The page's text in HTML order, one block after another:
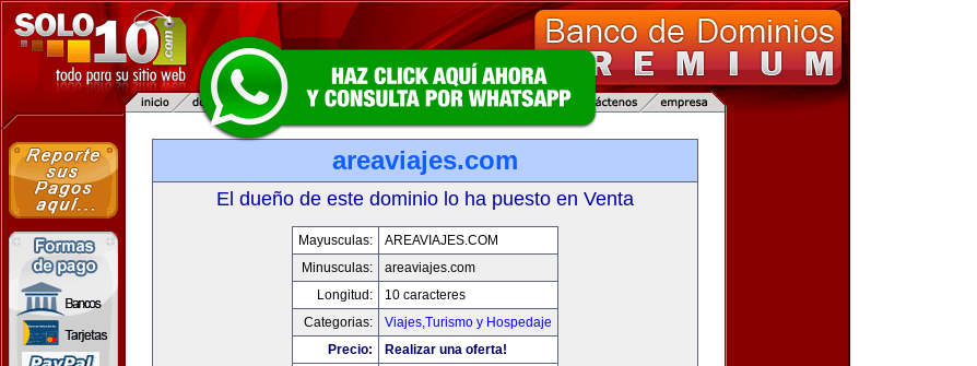
areaviajes.com
El dueño de este dominio lo ha puesto en Venta
Mayusculas:
AREAVIAJES.COM
Minusculas:
areaviajes.com
Longitud:
10 caracteres
Categorias:
Viajes,Turismo y Hospedaje
Precio:
Realizar una oferta!